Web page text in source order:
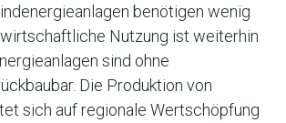
benötigen wenig
Nutzung ist weiterhin
sind ohne
Die Produktion von
sich auf regionale Wertschöpfung